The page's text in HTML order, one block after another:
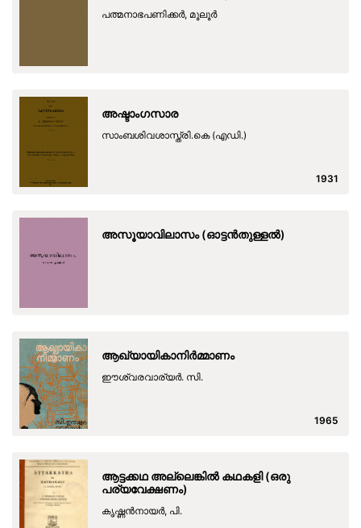
പത്മനാഭപണിക്കര്‍, മൂലൂര്‍
അഷ്ടാംഗസാര
സാംബശിവശാസ്ത്രി.കെ (എഡി.)
1931
അസൂയാവിലാസം (ഓട്ടന്‍തുള്ളല്‍)
ആഖ്യായികാനിര്‍മ്മാണം
ഈശ്വരവാര്യര്‍. സി.
1965
ആട്ടക്കഥ അല്ലെങ്കില്‍ കഥകളി (ഒരു
പര്യവേക്ഷണം)
കൃഷ്ണന്‍നായര്‍, പി.